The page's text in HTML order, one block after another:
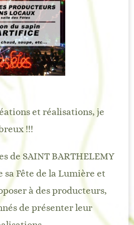
et réalisations, je
!!!
de SAINT BARTHELEMY
sa Fête de la Lumière et
à des producteurs,
de présenter leur